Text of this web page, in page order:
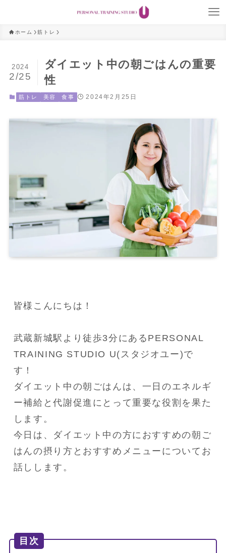
ホーム 筋トレ
ダイエット中の朝ごはんの重要
性
2024
2/25
筋トレ 美容 食事 2024年2月25日
皆様こんにちは！
武蔵新城駅より徒歩3分にあるPERSONAL
TRAINING STUDIO U(スタジオユー)で
す！
ダイエット中の朝ごはんは、一日のエネルギ
ー補給と代謝促進にとって重要な役割を果た
します。
今日は、ダイエット中の方におすすめの朝ご
はんの摂り方とおすすめメニューについてお
話しします。
目次